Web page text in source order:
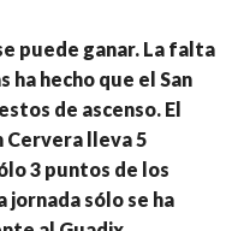
puede ganar. La falta
ha hecho que el San
de ascenso. El
lleva 5
3 puntos de los
jornada sólo se ha